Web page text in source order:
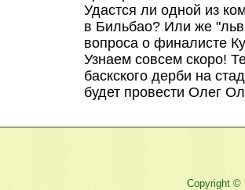
Удастся ли одной из
в Бильбао? Или же
вопроса о финалисте
Узнаем совсем скоро!
баскского дерби на
будет провести Олег
Copyright ©